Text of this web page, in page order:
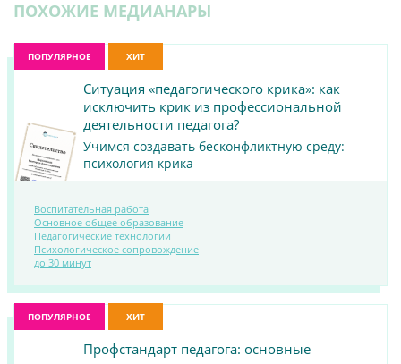
ПОХОЖИЕ МЕДИАНАРЫ
ПОПУЛЯРНОЕ ХИТ
ПОСМОТРЕТЬ
Ситуация «педагогического крика»: как
исключить крик из профессиональной
деятельности педагога?
Учимся создавать бесконфликтную среду:
психология крика
Воспитательная работа
Основное общее образование
Педагогические технологии
Психологическое сопровождение
до 30 минут
ПОПУЛЯРНОЕ ХИТ
Профстандарт педагога: основные